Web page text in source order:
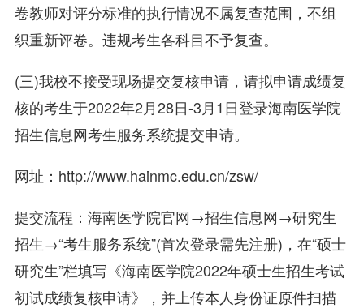
卷教师对评分标准的执行情况不属复查范围，不组
织重新评卷。违规考生各科目不予复查。
(三)我校不接受现场提交复核申请，请拟申请成绩复
核的考生于2022年2月28日-3月1日登录海南医学院
招生信息网考生服务系统提交申请。
网址：http://www.hainmc.edu.cn/zsw/
提交流程：海南医学院官网→招生信息网→研究生
招生→“考生服务系统”(首次登录需先注册)，在“硕士
研究生”栏填写《海南医学院2022年硕士生招生考试
初试成绩复核申请》，并上传本人身份证原件扫描